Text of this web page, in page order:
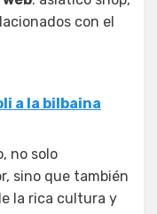
con el
a la bilbaina
no solo
sino que también
la rica cultura y